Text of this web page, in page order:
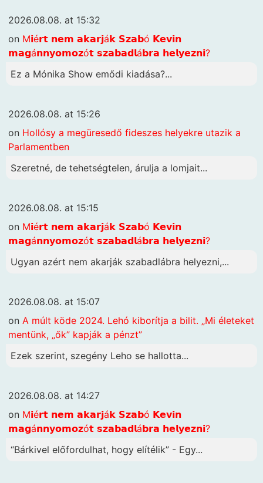
2026.08.08. at 15:32
on M𝗶é𝗿𝘁 𝗻𝗲𝗺 𝗮𝗸𝗮𝗿𝗷á𝗸 𝗦𝘇𝗮𝗯ó 𝗞𝗲𝘃𝗶𝗻
𝗺𝗮𝗴á𝗻𝗻𝘆𝗼𝗺𝗼𝘇ó𝘁 𝘀𝘇𝗮𝗯𝗮𝗱𝗹á𝗯𝗿𝗮 𝗵𝗲𝗹𝘆𝗲𝘇𝗻𝗶?
Ez a Mónika Show emődi kiadása?...
2026.08.08. at 15:26
on Hollósy a megüresedő fideszes helyekre utazik a
Parlamentben
Szeretné, de tehetségtelen, árulja a lomjait...
2026.08.08. at 15:15
on M𝗶é𝗿𝘁 𝗻𝗲𝗺 𝗮𝗸𝗮𝗿𝗷á𝗸 𝗦𝘇𝗮𝗯ó 𝗞𝗲𝘃𝗶𝗻
𝗺𝗮𝗴á𝗻𝗻𝘆𝗼𝗺𝗼𝘇ó𝘁 𝘀𝘇𝗮𝗯𝗮𝗱𝗹á𝗯𝗿𝗮 𝗵𝗲𝗹𝘆𝗲𝘇𝗻𝗶?
Ugyan azért nem akarják szabadlábra helyezni,...
2026.08.08. at 15:07
on A múlt köde 2024. Lehó kiborítja a bilit. „Mi életeket
mentünk, „ők” kapják a pénzt”
Ezek szerint, szegény Leho se hallotta...
2026.08.08. at 14:27
on M𝗶é𝗿𝘁 𝗻𝗲𝗺 𝗮𝗸𝗮𝗿𝗷á𝗸 𝗦𝘇𝗮𝗯ó 𝗞𝗲𝘃𝗶𝗻
𝗺𝗮𝗴á𝗻𝗻𝘆𝗼𝗺𝗼𝘇ó𝘁 𝘀𝘇𝗮𝗯𝗮𝗱𝗹á𝗯𝗿𝗮 𝗵𝗲𝗹𝘆𝗲𝘇𝗻𝗶?
“Bárkivel előfordulhat, hogy elítélik” - Egy...